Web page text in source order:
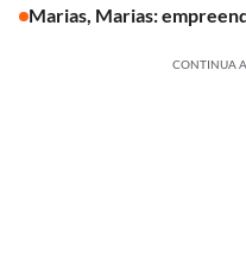
Marias, Marias:
CONTINUA